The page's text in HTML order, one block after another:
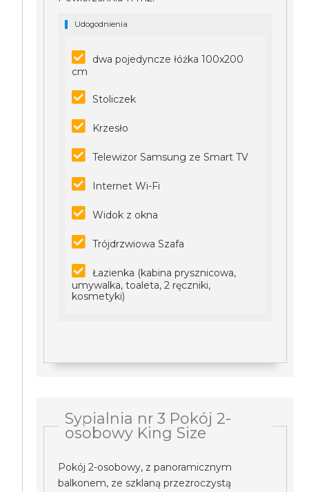
Udogodnienia
dwa pojedyncze łóżka 100x200
cm
Stoliczek
Krzesło
Telewizor Samsung ze Smart TV
Internet Wi-Fi
Widok z okna
Trójdrzwiowa Szafa
Łazienka (kabina prysznicowa,
umywalka, toaleta, 2 ręczniki,
kosmetyki)
Sypialnia nr 3 Pokój 2-
osobowy King Size
Pokój 2-osobowy, z panoramicznym
balkonem, ze szklaną przezroczystą